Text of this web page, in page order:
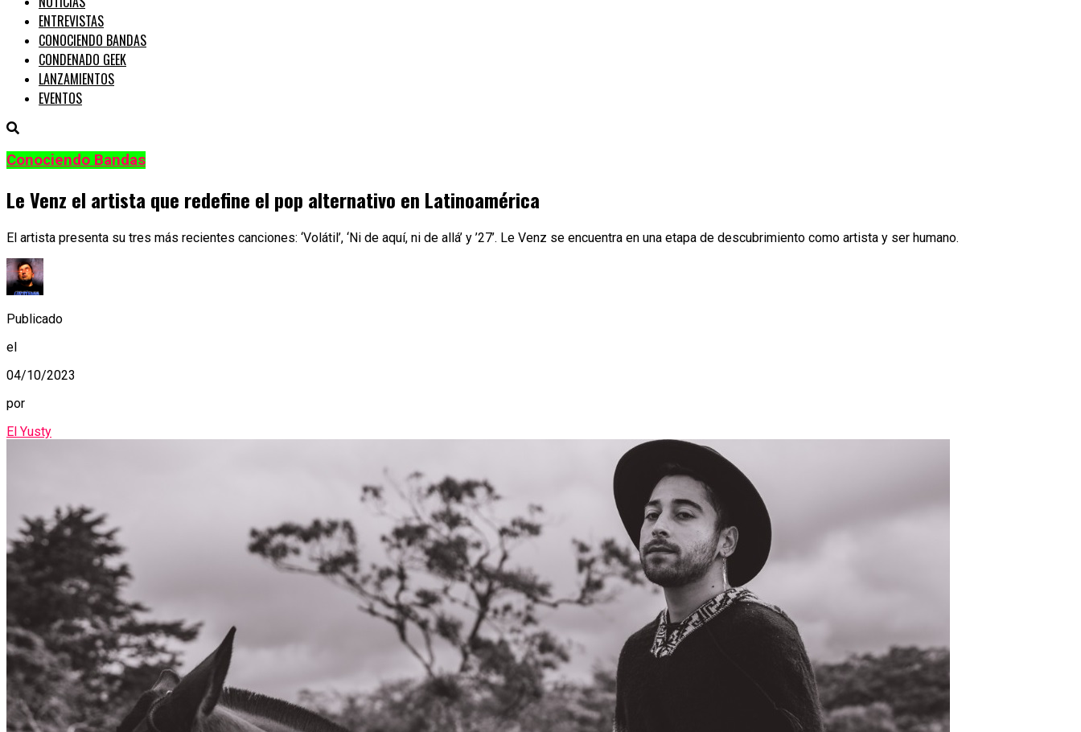
ENTREVISTAS
CONOCIENDO BANDAS
CONDENADO GEEK
LANZAMIENTOS
EVENTOS
Conociendo Bandas
Le Venz el artista que redefine el pop alternativo en Latinoamérica
El artista presenta su tres más recientes canciones: ‘Volátil’, ‘Ni de aquí, ni de allá’ y ’27’. Le Venz se encuentra en una etapa de descubrimiento como artista y ser humano.
Publicado
el
04/10/2023
por
El Yusty